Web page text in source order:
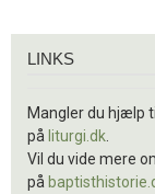
LINKS
Mangler du hjælp
på liturgi.dk
Vil du vide mere
på